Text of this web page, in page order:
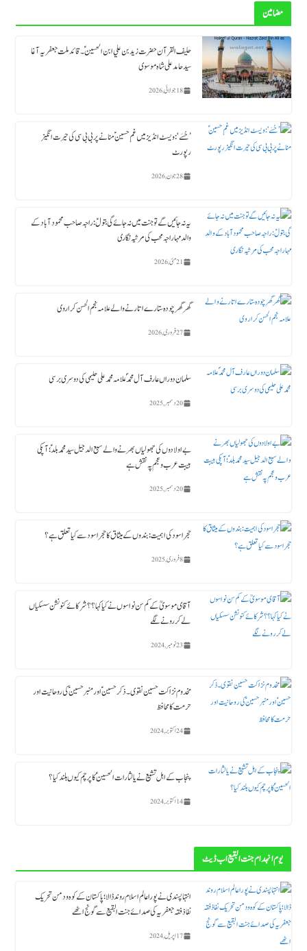
مضامین
حلیف القرآن حضرت زید بن علي ابن الحسین ؑ ۔قائد ملت جعفریہ آغا
سید حامد علی شاہ موسوی
18 جولائی, 2026
’حُسَے‘: ویسٹ انڈیز میں غمِ حسینؑ منانے پر بی بی سی کی حیرت انگیز
رپورٹ
28 جون, 2026
یہ نہ جائیں گے تو جنت میں نہ جائے گی بتولؑ: راجہ صاحب محمود آباد کے
والد مہاراجہ محب کی مرثیہ نگاری
21 مئی, 2026
گھر گھر چودہ ستارے اتارنے والے علامہ نجم الحسن کراروی
27 فروری, 2026
سلمان دوراں عارف آل محمدؐ علامہ محمد علی حلیمی کی دوسری برسی
20 دسمبر, 2025
بے اولادوں کی جھولیاں بھرنے والے سبع الدجیل سید محمد بلدؑ ؛ آپکی
ہیبت عرب و عجم پہ نقش ہے
20 دسمبر, 2025
حجر اسود کی اہمیت : بندوں کے میثاق کا حجر اسود سے کیا تعلق ہے؟
8 فروری, 2025
آقای موسویؒ کے کم سن نواسوں نے کیا کہا ؟؟ شرکائے کنونشن سسکیاں
لے کر رونے لگے
23 نومبر, 2024
مخدوم نزاکت حسین نقوی ۔ ذکر حسین ؑ اور منبر حسین ؑ کی روحانیت اور
حرمت کا محافظ
24 اکتوبر, 2024
پنجاب کے اہل تشیع نے یا لثارات الحسینؑ کا پرچم کیوں بلند کیا ؟
14 اکتوبر, 2024
یوم انہدام جنت البقیع اب ڈیٹ
انتہاپسندی نے پورا عالم اسلام روند ڈالا؛ پاکستان کے کوہ و دمن تحریک
نفاذ فقہ جعفریہ کی صدائے جنت البقیع سے گونج اٹھے
17 اپریل, 2024